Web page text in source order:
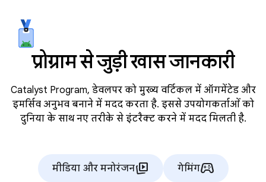
प्रोग्राम से जुड़ी खास जानकारी
Catalyst Program, डेवलपर को मुख्य वर्टिकल में ऑगमेंटेड और
इमर्सिव अनुभव बनाने में मदद करता है. इससे उपयोगकर्ताओं को
दुनिया के साथ नए तरीके से इंटरैक्ट करने में मदद मिलती है.
मीडिया और मनोरंजनanimated_images गेमिंगstadia_controller